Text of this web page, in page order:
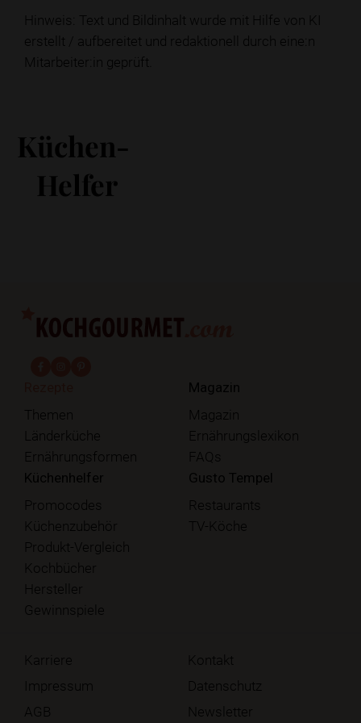
Hinweis: Text und Bildinhalt wurde mit Hilfe von KI
erstellt / aufbereitet und redaktionell durch eine:n
Mitarbeiter:in geprüft.
Küchen-
Helfer
Themen
Länderküche
Ernährungsformen
Magazin
Magazin
Ernährungslexikon
FAQs
Küchenhelfer
Promocodes
Küchenzubehör
Produkt-Vergleich
Kochbücher
Hersteller
Gewinnspiele
Gusto Tempel
Restaurants
TV-Köche
Karriere
Kontakt
Impressum
Datenschutz
AGB
Newsletter